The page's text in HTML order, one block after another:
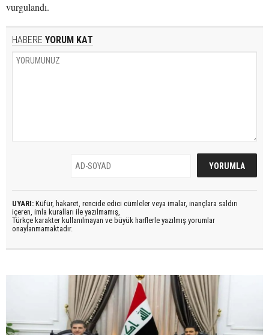
vurgulandı.
HABERE YORUM KAT
UYARI: Küfür, hakaret, rencide edici cümleler veya imalar, inançlara saldırı
içeren, imla kuralları ile yazılmamış,
Türkçe karakter kullanılmayan ve büyük harflerle yazılmış yorumlar
onaylanmamaktadır.